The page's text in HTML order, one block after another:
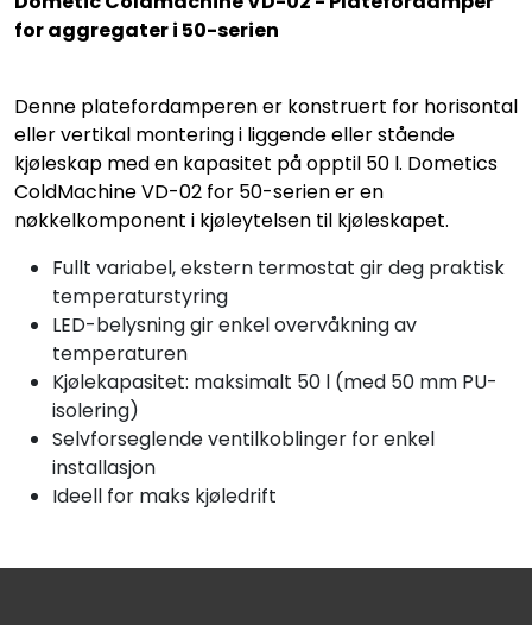
for aggregater i 50-serien
Denne platefordamperen er konstruert for horisontal
eller vertikal montering i liggende eller stående
kjøleskap med en kapasitet på opptil 50 l. Dometics
ColdMachine VD-02 for 50-serien er en
nøkkelkomponent i kjøleytelsen til kjøleskapet.
Fullt variabel, ekstern termostat gir deg praktisk
temperaturstyring
LED-belysning gir enkel overvåkning av
temperaturen
Kjølekapasitet: maksimalt 50 l (med 50 mm PU-
isolering)
Selvforseglende ventilkoblinger for enkel
installasjon
Ideell for maks kjøledrift